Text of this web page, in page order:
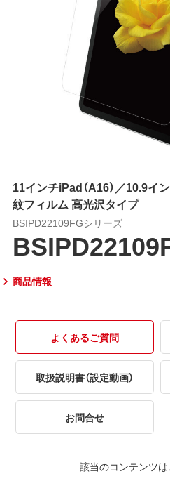
11インチiPad（A16）／10.9イ
紋フィルム 高光沢タイプ
BSIPD22109FGシリーズ
商品情報
よくあるご質問
取扱説明書（設定動画）
お問合せ
該当のコンテンツは